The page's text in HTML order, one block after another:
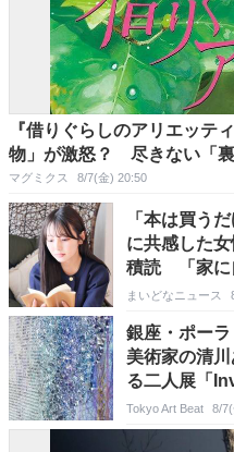
『借りぐらしのアリエッテ
物」が激怒？ 尽きない「裏
マグミクス 8/7(金) 20:50
「本は買う
に共感した
積読 「家に
まいどなニュース
銀座・ポー
美術家の清
る二人展「
Tokyo Art Beat 8/